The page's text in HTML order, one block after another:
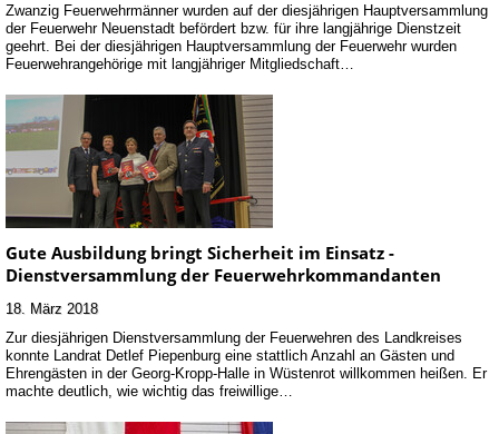
Zwanzig Feuerwehrmänner wurden auf der diesjährigen Hauptversammlung
der Feuerwehr Neuenstadt befördert bzw. für ihre langjährige Dienstzeit
geehrt. Bei der diesjährigen Hauptversammlung der Feuerwehr wurden
Feuerwehrangehörige mit langjähriger Mitgliedschaft…
Gute Ausbildung bringt Sicherheit im Einsatz -
Dienstversammlung der Feuerwehrkommandanten
18. März 2018
Zur diesjährigen Dienstversammlung der Feuerwehren des Landkreises
konnte Landrat Detlef Piepenburg eine stattlich Anzahl an Gästen und
Ehrengästen in der Georg-Kropp-Halle in Wüstenrot willkommen heißen. Er
machte deutlich, wie wichtig das freiwillige…